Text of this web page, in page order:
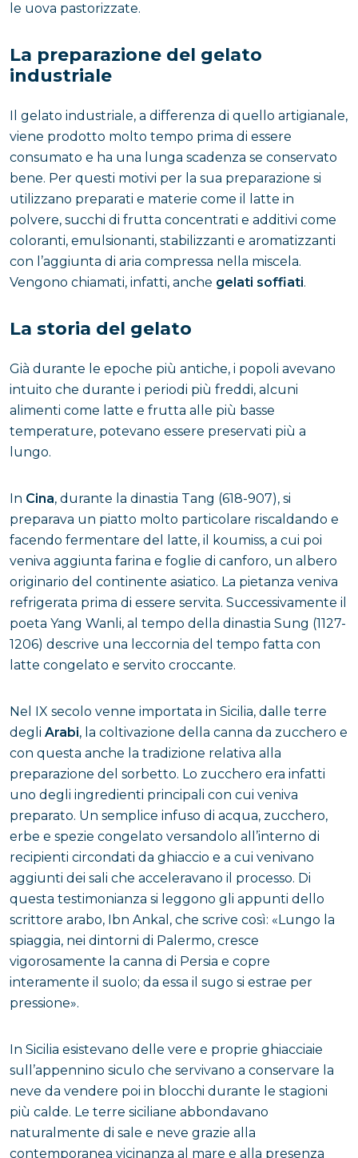
le uova pastorizzate.
La preparazione del gelato
industriale
Il gelato industriale, a differenza di quello artigianale,
viene prodotto molto tempo prima di essere
consumato e ha una lunga scadenza se conservato
bene. Per questi motivi per la sua preparazione si
utilizzano preparati e materie come il latte in
polvere, succhi di frutta concentrati e additivi come
coloranti, emulsionanti, stabilizzanti e aromatizzanti
con l’aggiunta di aria compressa nella miscela.
Vengono chiamati, infatti, anche gelati soffiati.
La storia del gelato
Già durante le epoche più antiche, i popoli avevano
intuito che durante i periodi più freddi, alcuni
alimenti come latte e frutta alle più basse
temperature, potevano essere preservati più a
lungo.
In Cina, durante la dinastia Tang (618-907), si
preparava un piatto molto particolare riscaldando e
facendo fermentare del latte, il koumiss, a cui poi
veniva aggiunta farina e foglie di canforo, un albero
originario del continente asiatico. La pietanza veniva
refrigerata prima di essere servita. Successivamente il
poeta Yang Wanli, al tempo della dinastia Sung (1127-
1206) descrive una leccornia del tempo fatta con
latte congelato e servito croccante.
Nel IX secolo venne importata in Sicilia, dalle terre
degli Arabi, la coltivazione della canna da zucchero e
con questa anche la tradizione relativa alla
preparazione del sorbetto. Lo zucchero era infatti
uno degli ingredienti principali con cui veniva
preparato. Un semplice infuso di acqua, zucchero,
erbe e spezie congelato versandolo all’interno di
recipienti circondati da ghiaccio e a cui venivano
aggiunti dei sali che acceleravano il processo. Di
questa testimonianza si leggono gli appunti dello
scrittore arabo, Ibn Ankal, che scrive così: «Lungo la
spiaggia, nei dintorni di Palermo, cresce
vigorosamente la canna di Persia e copre
interamente il suolo; da essa il sugo si estrae per
pressione».
In Sicilia esistevano delle vere e proprie ghiacciaie
sull’appennino siculo che servivano a conservare la
neve da vendere poi in blocchi durante le stagioni
più calde. Le terre siciliane abbondavano
naturalmente di sale e neve grazie alla
contemporanea vicinanza al mare e alla presenza